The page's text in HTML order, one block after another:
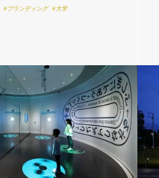
#ブランディング #大学